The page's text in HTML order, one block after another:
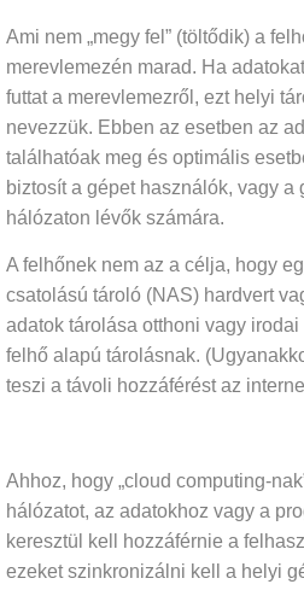
Ami nem „megy fel” (töltődik) a
merevlemezén marad. Ha
futtat a merevlemezről, ezt helyi
nevezzük. Ebben az esetben az
találhatóak meg és optimális
biztosít a gépet használók, vagy a
hálózaton lévők számára.
A felhőnek nem az a célja, hogy
csatolású tároló (NAS) hardvert
adatok tárolása otthoni vagy
felhő alapú tárolásnak.
teszi a távoli hozzáférést az
Ahhoz, hogy „cloud computing-
hálózatot, az adatokhoz vagy a
keresztül kell hozzáférnie a
ezeket szinkronizálni kell a helyi